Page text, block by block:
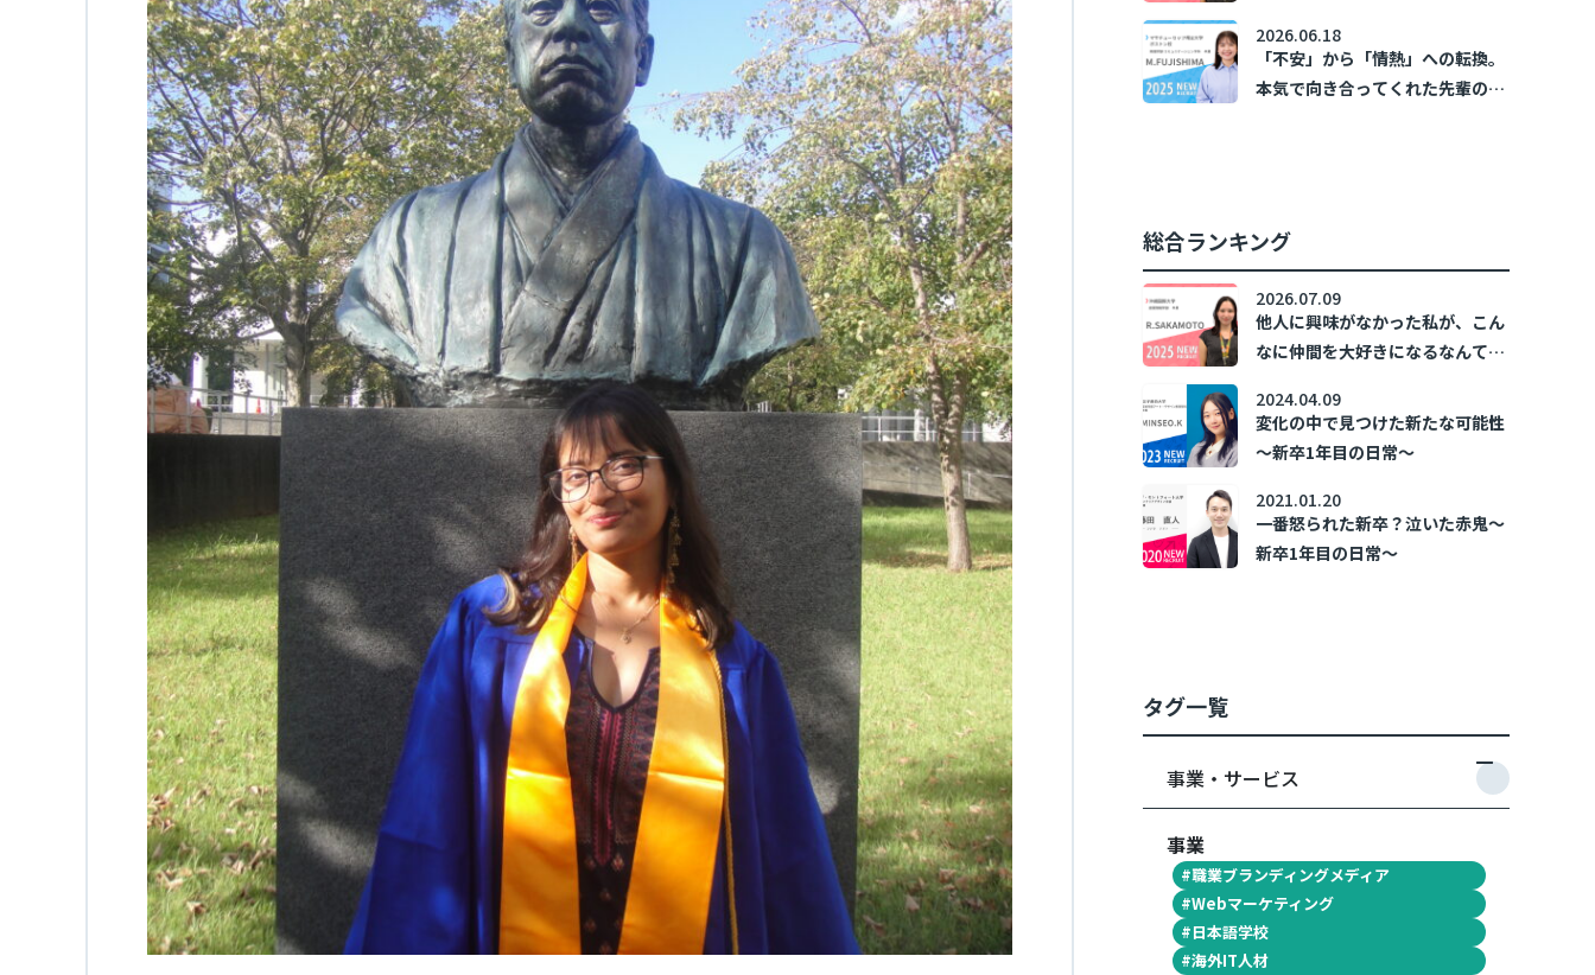
「不安」から「情熱」への転換。
本気で向き合ってくれた先輩の存
2026.06.18
総合ランキング
他人に興味がなかった私が、こん
なに仲間を大好きになるなんて！
2026.07.09
変化の中で見つけた新たな可能性
～新卒1年目の日常～
2024.04.09
一番怒られた新卒？泣いた赤鬼～
新卒1年目の日常～
2021.01.20
タグ一覧
事業・サービス
事業
#職業ブランディングメディア
#Webマーケティング
#日本語学校
#海外IT人材